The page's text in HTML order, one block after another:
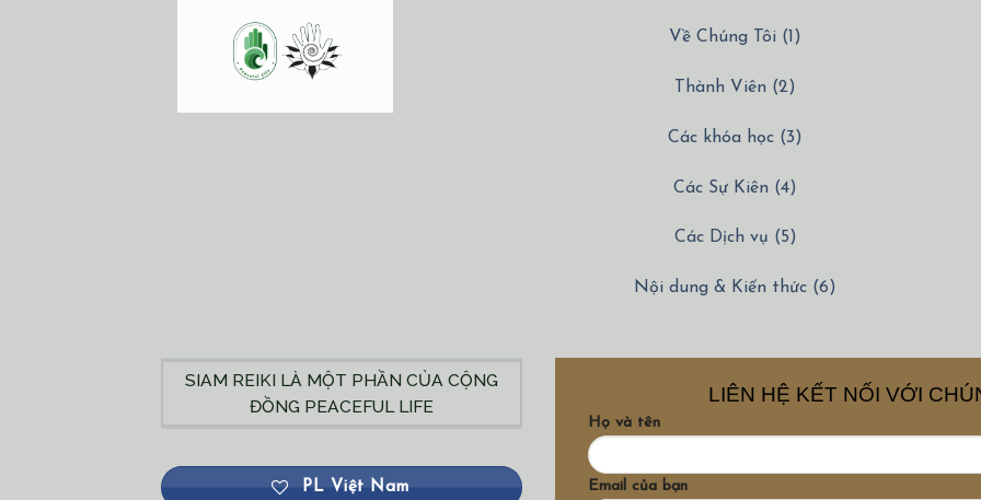
Về Chúng Tôi (1)
Thành Viên (2)
Các khóa học (3)
Các Sự Kiên (4)
Các Dịch vụ (5)
Nội dung & Kiến thức (6)
SIAM REIKI LÀ MỘT PHẦN CỦA CỘNG
ĐỒNG PEACEFUL LIFE
PL Việt Nam
LIÊN HỆ KẾT NỐI VỚI
Họ và tên
Email của bạn